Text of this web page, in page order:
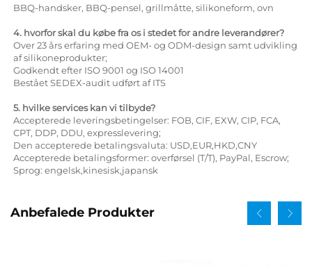
BBQ-handsker, BBQ-pensel, grillmåtte, silikoneform, ovn
4. hvorfor skal du købe fra os i stedet for andre leverandører?
Over 23 års erfaring med OEM- og ODM-design samt udvikling
af silikoneprodukter;
Godkendt efter ISO 9001 og ISO 14001
Bestået SEDEX-audit udført af ITS
5. hvilke services kan vi tilbyde?
Accepterede leveringsbetingelser: FOB, CIF, EXW, CIP, FCA,
CPT, DDP, DDU, expresslevering;
Den accepterede betalingsvaluta: USD,EUR,HKD,CNY
Accepterede betalingsformer: overførsel (T/T), PayPal, Escrow;
Sprog: engelsk,kinesisk,japansk
Anbefalede Produkter